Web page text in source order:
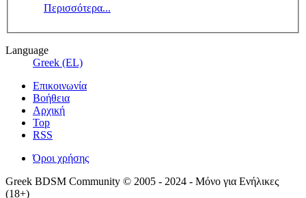
Περισσότερα...
Language
Greek (EL)
Επικοινωνία
Βοήθεια
Αρχική
Top
RSS
Όροι χρήσης
Greek BDSM Community © 2005 - 2024 - Μόνο για Ενήλικες
(18+)